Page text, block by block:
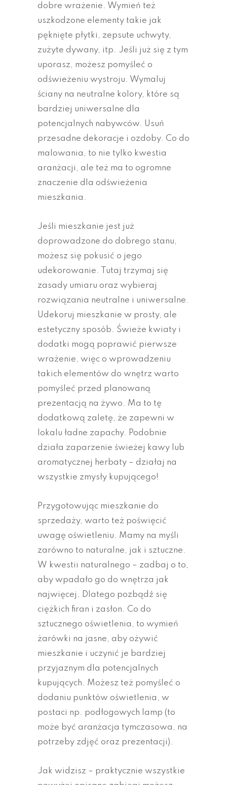
dobre wrażenie. Wymień też
uszkodzone elementy takie jak
pęknięte płytki, zepsute uchwyty,
zużyte dywany, itp. Jeśli już się z tym
uporasz, możesz pomyśleć o
odświeżeniu wystroju. Wymaluj
ściany na neutralne kolory, które są
bardziej uniwersalne dla
potencjalnych nabywców. Usuń
przesadne dekoracje i ozdoby. Co do
malowania, to nie tylko kwestia
aranżacji, ale też ma to ogromne
znaczenie dla odświeżenia
mieszkania.
Jeśli mieszkanie jest już
doprowadzone do dobrego stanu,
możesz się pokusić o jego
udekorowanie. Tutaj trzymaj się
zasady umiaru oraz wybieraj
rozwiązania neutralne i uniwersalne.
Udekoruj mieszkanie w prosty, ale
estetyczny sposób. Świeże kwiaty i
dodatki mogą poprawić pierwsze
wrażenie, więc o wprowadzeniu
takich elementów do wnętrz warto
pomyśleć przed planowaną
prezentacją na żywo. Ma to tę
dodatkową zaletę, że zapewni w
lokalu ładne zapachy. Podobnie
działa zaparzenie świeżej kawy lub
aromatycznej herbaty – działaj na
wszystkie zmysły kupującego!
Przygotowując mieszkanie do
sprzedaży, warto też poświęcić
uwagę oświetleniu. Mamy na myśli
zarówno to naturalne, jak i sztuczne.
W kwestii naturalnego – zadbaj o to,
aby wpadało go do wnętrza jak
najwięcej. Dlatego pozbądź się
ciężkich firan i zasłon. Co do
sztucznego oświetlenia, to wymień
żarówki na jasne, aby ożywić
mieszkanie i uczynić je bardziej
przyjaznym dla potencjalnych
kupujących. Możesz też pomyśleć o
dodaniu punktów oświetlenia, w
postaci np. podłogowych lamp (to
może być aranżacja tymczasowa, na
potrzeby zdjęć oraz prezentacji).
Jak widzisz – praktycznie wszystkie